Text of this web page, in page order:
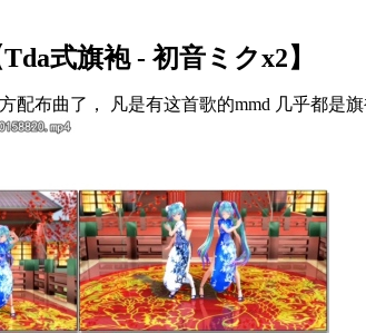
式旗袍 - 初音ミクx2】
配布曲了， 凡是有这首歌的mmd 几乎都是